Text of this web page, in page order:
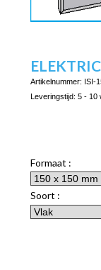
Artikelnummer: ISI-
Leveringstijd: 5 - 10
Formaat :
Soort :